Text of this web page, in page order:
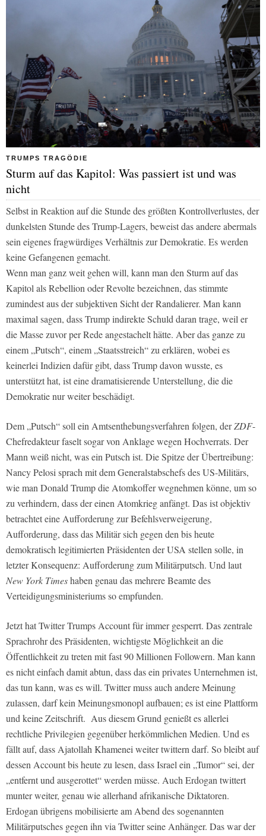
TRUMPS TRAGÖDIE
Sturm auf das Kapitol: Was passiert ist und was
nicht
Selbst in Reaktion auf die Stunde des größten Kontrollverlustes, der
dunkelsten Stunde des Trump-Lagers, beweist das andere abermals
sein eigenes fragwürdiges Verhältnis zur Demokratie. Es werden
keine Gefangenen gemacht.
Wenn man ganz weit gehen will, kann man den Sturm auf das
Kapitol als Rebellion oder Revolte bezeichnen, das stimmte
zumindest aus der subjektiven Sicht der Randalierer. Man kann
maximal sagen, dass Trump indirekte Schuld daran trage, weil er
die Masse zuvor per Rede angestachelt hätte. Aber das ganze zu
einem „Putsch“, einem „Staatsstreich“ zu erklären, wobei es
keinerlei Indizien dafür gibt, dass Trump davon wusste, es
unterstützt hat, ist eine dramatisierende Unterstellung, die die
Demokratie nur weiter beschädigt.
Dem „Putsch“ soll ein Amtsenthebungsverfahren folgen, derZDF-
Chefredakteur faselt sogar von Anklage wegen Hochverrats. Der
Mann weiß nicht, was ein Putsch ist. Die Spitze der Übertreibung:
Nancy Pelosi sprach mit dem Generalstabschefs des US-Militärs,
wie man Donald Trump die Atomkoffer wegnehmen könne, um so
zu verhindern, dass der einen Atomkrieg anfängt. Das ist objektiv
betrachtet eine Aufforderung zur Befehlsverweigerung,
Aufforderung, dass das Militär sich gegen den bis heute
demokratisch legitimierten Präsidenten der USA stellen solle, in
letzter Konsequenz: Aufforderung zum Militärputsch. Und laut
New York Timeshaben genau das mehrere Beamte des
Verteidigungsministeriums so empfunden.
Jetzt hat Twitter Trumps Account für immer gesperrt. Das zentrale
Sprachrohr des Präsidenten, wichtigste Möglichkeit an die
Öffentlichkeit zu treten mit fast 90 Millionen Followern. Man kann
es nicht einfach damit abtun, dass das ein privates Unternehmen ist,
das tun kann, was es will. Twitter muss auch andere Meinung
zulassen, darf kein Meinungsmonopl aufbauen; es ist eine Plattform
und keine Zeitschrift. Aus diesem Grund genießt es allerlei
rechtliche Privilegien gegenüber herkömmlichen Medien. Und es
fällt auf, dass Ajatollah Khamenei weiter twittern darf. So bleibt auf
dessen Account bis heute zu lesen, dass Israel ein „Tumor“ sei, der
„entfernt und ausgerottet“ werden müsse. Auch Erdogan twittert
munter weiter, genau wie allerhand afrikanische Diktatoren.
Erdogan übrigens mobilisierte am Abend des sogenannten
Militärputsches gegen ihn via Twitter seine Anhänger. Das war der